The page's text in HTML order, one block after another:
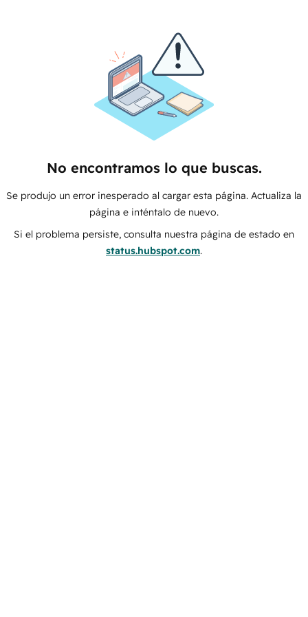
No encontramos lo que buscas.
Se produjo un error inesperado al cargar esta página. Actualiza la
página e inténtalo de nuevo.
Si el problema persiste, consulta nuestra página de estado en
status.hubspot.com.